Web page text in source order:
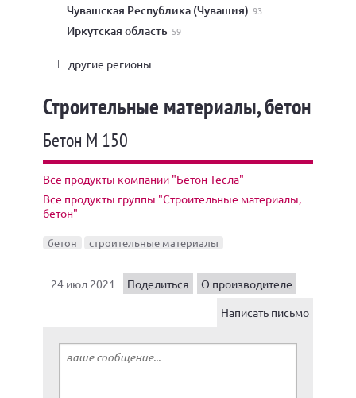
Чувашская Республика (Чувашия) 93
Иркутская область 59
другие регионы
Строительные материалы, бетон
Бетон М 150
Все продукты компании "Бетон Тесла"
Все продукты группы "Строительные материалы,
бетон"
бетон строительные материалы
24 июл 2021 Поделиться
О производителе
Написать письмо